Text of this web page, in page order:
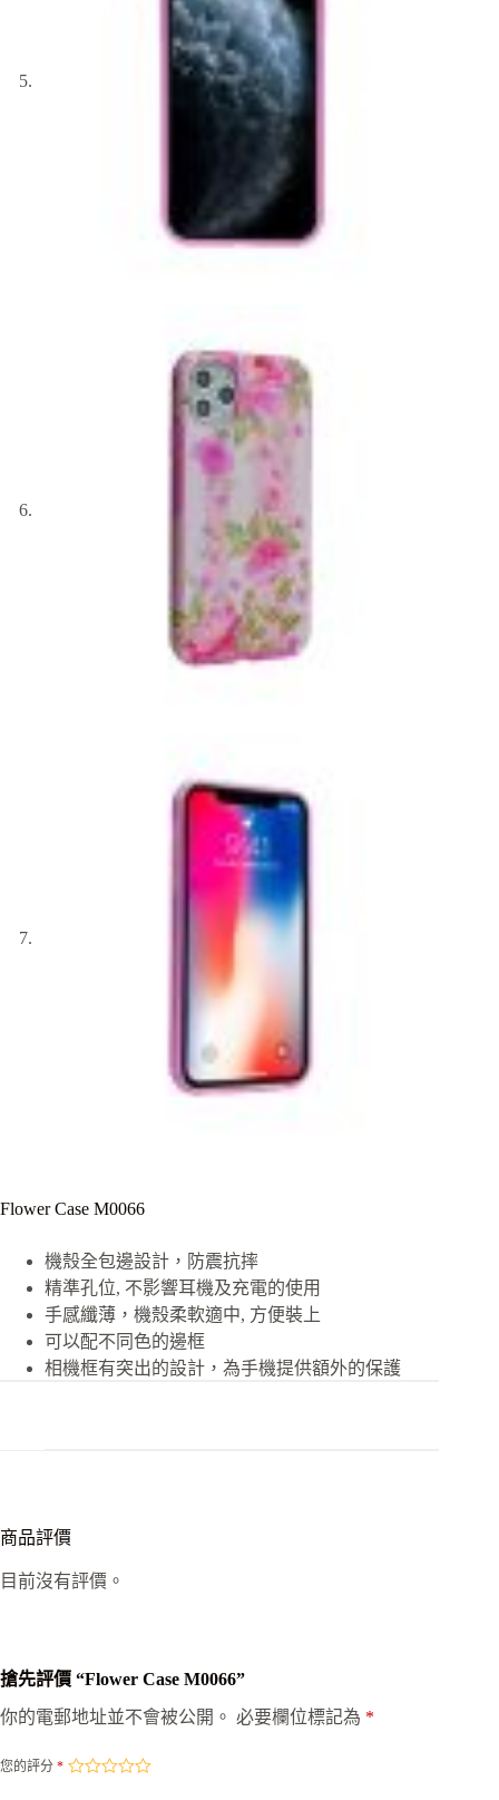
Flower Case M0066
機殼全包邊設計，防震抗摔
精準孔位, 不影響耳機及充電的使用
手感纖薄，機殼柔軟適中, 方便裝上
可以配不同色的邊框
相機框有突出的設計，為手機提供額外的保護
商品評價
目前沒有評價。
搶先評價 “Flower Case M0066”
你的電郵地址並不會被公開。 必要欄位標記為 *
您的評分 *